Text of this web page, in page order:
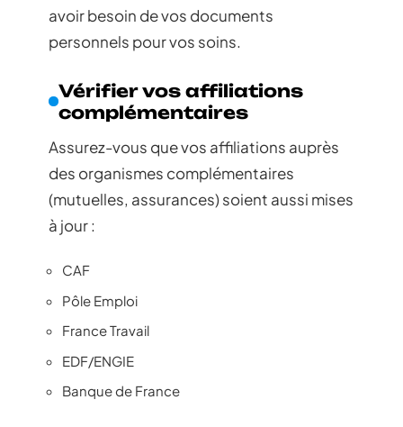
avoir besoin de vos documents
personnels pour vos soins.
Vérifier vos affiliations
complémentaires
Assurez-vous que vos affiliations auprès
des organismes complémentaires
(mutuelles, assurances) soient aussi mises
à jour :
CAF
Pôle Emploi
France Travail
EDF/ENGIE
Banque de France